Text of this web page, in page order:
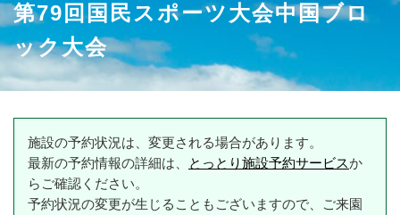
第79回国民スポーツ大会中国ブロ
ック大会
施設の予約状況は、変更される場合があります。
最新の予約情報の詳細は、
とっとり施設予約サービスか
らご確認ください。
予約状況の変更が生じることもございますので、ご来園